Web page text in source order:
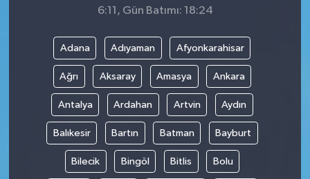
6:11, Gün Batımı: 18:24
Adana Adıyaman Afyonkarahisar
Ağrı Aksaray Amasya Ankara
Antalya Ardahan Artvin Aydın
Balıkesir Bartın Batman Bayburt
Bilecik Bingöl Bitlis Bolu